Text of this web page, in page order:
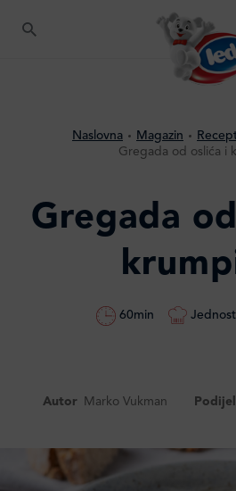
Naslovna Magazin
Gregada od oslića i
Gregada
60min
Autor Marko Vukman